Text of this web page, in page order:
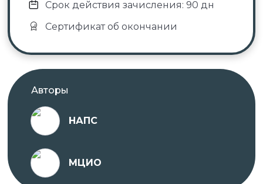
✓ Оригиналы документов направляет автор
курса.
Автор курса —
инноваций и обучения»
ИНН 7802703057, ОГРН 1207800017292, адрес:
194358, Россия, г. Санкт-Петербург, пр.
Просвещения, д. 15, лит. А, пом. 129-Н.
Регистрационный номер лицензии на
Срок действия зачисления: 90 дн
Сертификат об окончании
Авторы
НАПС
МЦИО